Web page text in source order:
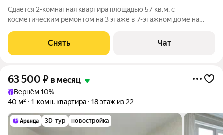
Сдаётся 2-комнатная квартира площадью 57 кв.м. с
косметическим ремонтом на 3 этаже в 7-этажном доме на
Стиральная машина Холодильник Кондиционер
Микроволновка Пылесос Дом - кирпичный,
Снять Чат
63 500 ₽ в месяц
Вернём 10%
40 м²
1-комн. квартира 18 этаж из 22
3D-тур новостройка